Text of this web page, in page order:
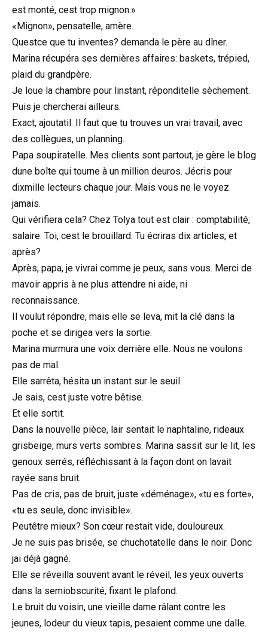
est monté, cest trop mignon.»
«Mignon», pensatelle, amère.
Questce que tu inventes? demanda le père au dîner.
Marina récupéra ses dernières affaires: baskets, trépied,
plaid du grandpère.
Je loue la chambre pour linstant, réponditelle sèchement.
Puis je chercherai ailleurs.
Exact, ajoutatil. Il faut que tu trouves un vrai travail, avec
des collègues, un planning.
Papa soupiratelle. Mes clients sont partout, je gère le blog
dune boîte qui tourne à un million deuros. Jécris pour
dixmille lecteurs chaque jour. Mais vous ne le voyez
jamais.
Qui vérifiera cela? Chez Tolya tout est clair : comptabilité,
salaire. Toi, cest le brouillard. Tu écriras dix articles, et
après?
Après, papa, je vivrai comme je peux, sans vous. Merci de
mavoir appris à ne plus attendre ni aide, ni
reconnaissance.
Il voulut répondre, mais elle se leva, mit la clé dans la
poche et se dirigea vers la sortie.
Marina murmura une voix derrière elle. Nous ne voulons
pas de mal.
Elle sarrêta, hésita un instant sur le seuil.
Je sais, cest juste votre bêtise.
Et elle sortit.
Dans la nouvelle pièce, lair sentait le naphtaline, rideaux
grisbeige, murs verts sombres. Marina sassit sur le lit, les
genoux serrés, réfléchissant à la façon dont on lavait
rayée sans bruit.
Pas de cris, pas de bruit, juste «déménage», «tu es forte»,
«tu es seule, donc invisible».
Peutêtre mieux? Son cœur restait vide, douloureux.
Je ne suis pas brisée, se chuchotatelle dans le noir. Donc
jai déjà gagné.
Elle se réveilla souvent avant le réveil, les yeux ouverts
dans la semiobscurité, fixant le plafond.
Le bruit du voisin, une vieille dame râlant contre les
jeunes, lodeur du vieux tapis, pesaient comme une dalle.